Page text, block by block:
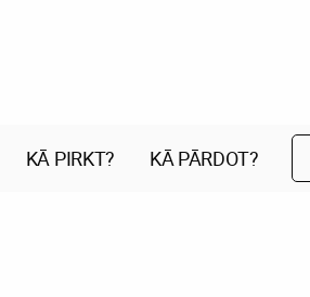
KĀ PIRKT? KĀ PĀRDOT?